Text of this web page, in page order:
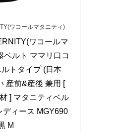
ワコールマタニティ)
ワコールマ
ベルト ママリ口コ
ルトタイプ (日本
産前&産後 兼用 [
] マタニティベル
ディース MGY690
M